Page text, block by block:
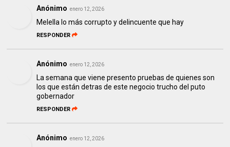
Anónimo enero 12, 2026
Melella lo más corrupto y delincuente que hay
RESPONDER
Anónimo enero 12, 2026
La semana que viene presento pruebas de quienes son
los que están detras de este negocio trucho del puto
gobernador
RESPONDER
Anónimo enero 12, 2026